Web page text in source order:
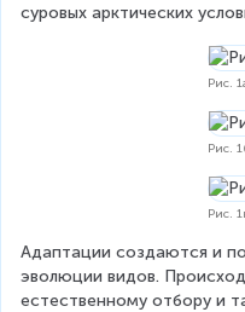
суровых арктических
Рис.
Рис.
Рис.
Адаптации создаются и
эволюции видов.
естественному отбору и